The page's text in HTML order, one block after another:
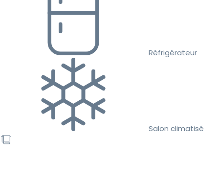
Réfrigérateur
Salon climatisé